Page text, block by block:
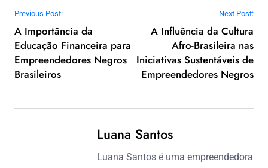
Post navigation
Previous Post:
A Importância da
Educação Financeira para
Empreendedores Negros
Brasileiros
Next Post:
A Influência da Cultura
Afro-Brasileira nas
Iniciativas Sustentáveis de
Empreendedores Negros
Luana Santos
Luana Santos é uma empreendedora